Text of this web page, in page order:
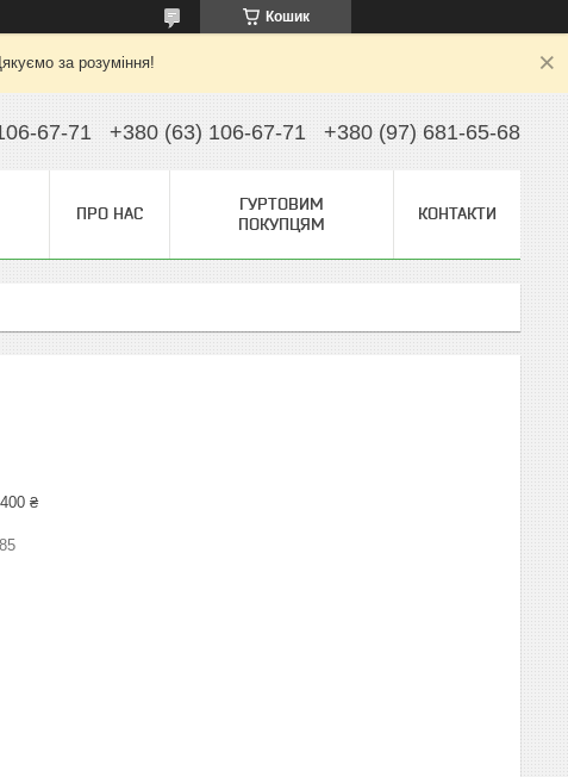
Кошик
за розуміння!
67-71 +380 (63) 106-67-71 +380 (97) 681-65-68
ПРО НАС
ГУРТОВИМ
ПОКУПЦЯМ
КОНТАКТИ
₴